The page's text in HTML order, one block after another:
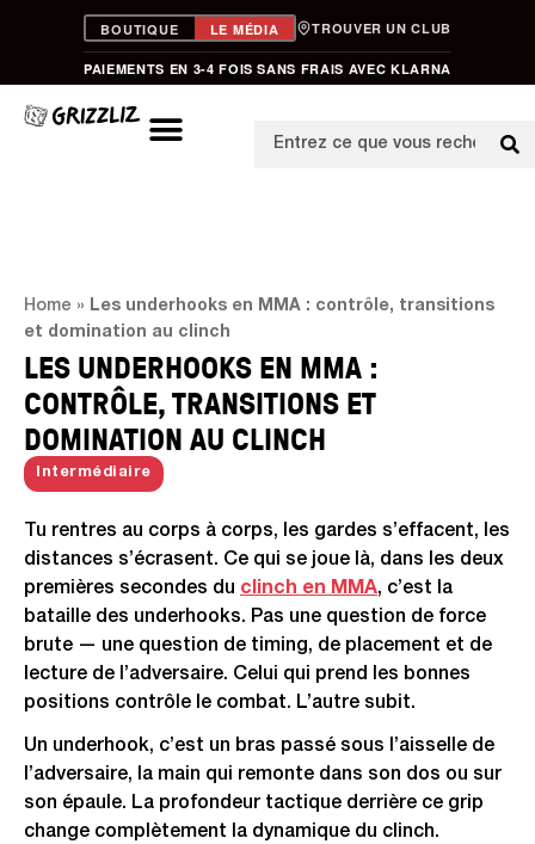
BOUTIQUE LE MÉDIA TROUVER UN CLUB
PAIEMENTS EN 3-4 FOIS SANS FRAIS AVEC KLARNA
Home » Les underhooks en MMA : contrôle, transitions
et domination au clinch
LES UNDERHOOKS EN MMA :
CONTRÔLE, TRANSITIONS ET
DOMINATION AU CLINCH
Intermédiaire
Tu rentres au corps à corps, les gardes s’effacent, les
distances s’écrasent. Ce qui se joue là, dans les deux
premières secondes du clinch en MMA, c’est la
bataille des underhooks. Pas une question de force
brute — une question de timing, de placement et de
lecture de l’adversaire. Celui qui prend les bonnes
positions contrôle le combat. L’autre subit.
Un underhook, c’est un bras passé sous l’aisselle de
l’adversaire, la main qui remonte dans son dos ou sur
son épaule. La profondeur tactique derrière ce grip
change complètement la dynamique du clinch.